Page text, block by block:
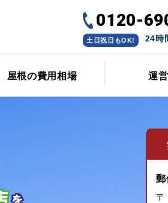
0120-
土日祝日もOK! 24時
屋根の費用相場 運
郵
〒